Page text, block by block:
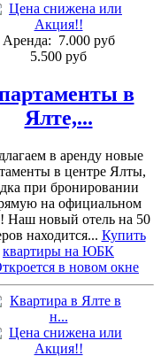
Аренда: 7.000 руб
5.500 руб
в
Ялте,...
в аренду новые
в центре Ялты,
при бронировании
на официальном
Наш новый отель на 50
находится... Купить
квартиры на ЮБК